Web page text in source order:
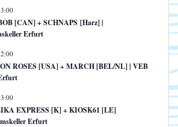
[CAN] + SCHNAPS [Harz] |
Erfurt
ROSES [USA] + MARCH [BEL/NL] | VEB
EXPRESS [K] + KIOSK61 [LE]
Erfurt